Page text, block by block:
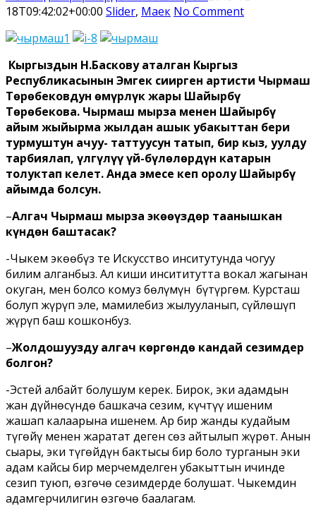
18T09:42:02+00:00 Slider, Маек No Comment
Кыргыздын Н.Баскову аталган Кыргыз
Республикасынын Эмгек сиңирген артисти Чырмаш
Төрөбековдун өмүрлүк жары Шайырбү
Төрөбекова. Чырмаш мырза менен Шайырбү
айым жыйырма жылдан ашык убакыттан бери
турмуштун ачуу- таттуусун татып, бир кыз, уулду
тарбиялап, үлгүлүү үй-бүлөлөрдүн катарын
толуктап келет. Анда эмесе кеп оролу Шайырбү
айымда болсун.
–Алгач Чырмаш мырза экөөңүздөр таанышкан
күндөн баштасак?
-Чыкем экөөбүз тең Искусство инситутунда чогуу
билим алганбыз. Ал киши инсититутта вокал жагынан
окуган, мен болсо комуз бөлүмүн бүтүргөм. Курсташ
болуп жүрүп эле, мамилебиз жылууланып, сүйлөшүп
жүрүп баш кошконбуз.
–Жолдошуңузду алгач көргөндө кандай сезимдер
болгон?
-Эстей албайт болушум керек. Бирок, эки адамдын
жан дүйнөсүндө башкача сезим, күчтүү ишеним
жашап калаарына ишенем. Ар бир жанды кудайым
түгөйү менен жаратат деген сөз айтылып жүрөт. Анын
сыңары, эки түгөйдүн бактысы бир боло турганын эки
адам кайсы бир мерчемделген убакыттын ичинде
сезип туюп, өзгөчө сезимдерде болушат. Чыкемдин
адамгерчилигин өзгөчө баалагам.